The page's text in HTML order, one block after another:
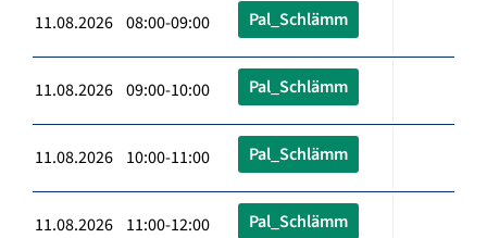
11.08.2026 08:00-09:00 Pal_Schlämm
11.08.2026 09:00-10:00 Pal_Schlämm
11.08.2026 10:00-11:00 Pal_Schlämm
11.08.2026 11:00-12:00 Pal_Schlämm